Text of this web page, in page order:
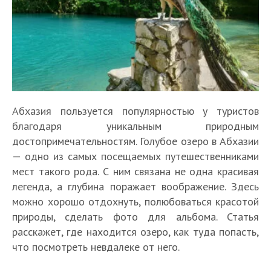
Абхазия пользуется популярностью у туристов
благодаря уникальным природным
достопримечательностям. Голубое озеро в Абхазии
— одно из самых посещаемых путешественниками
мест такого рода. С ним связана не одна красивая
легенда, а глубина поражает воображение. Здесь
можно хорошо отдохнуть, полюбоваться красотой
природы, сделать фото для альбома. Статья
расскажет, где находится озеро, как туда попасть,
что посмотреть невдалеке от него.